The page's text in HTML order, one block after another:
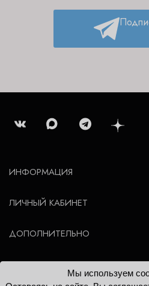
ИНФОРМАЦИЯ
ЛИЧНЫЙ КАБИНЕТ
ДОПОЛНИТЕЛЬНО
Мы используем